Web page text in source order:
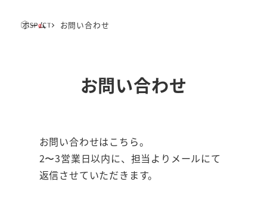
ホーム お問い合わせ
お問い合わせ
お問い合わせはこちら。
2〜3営業日以内に、担当よりメールにて
返信させていただきます。